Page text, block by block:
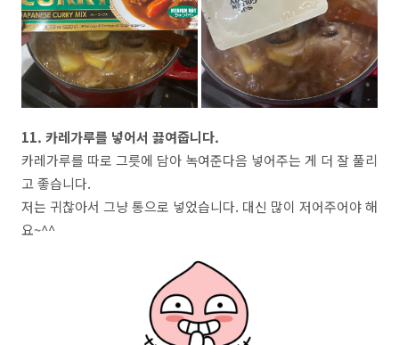
11. 카레가루를 넣어서 끓여줍니다.
카레가루를 따로 그릇에 담아 녹여준다음 넣어주는 게 더 잘 풀리
고 좋습니다.
저는 귀찮아서 그냥 통으로 넣었습니다. 대신 많이 저어주어야 해
요~^^